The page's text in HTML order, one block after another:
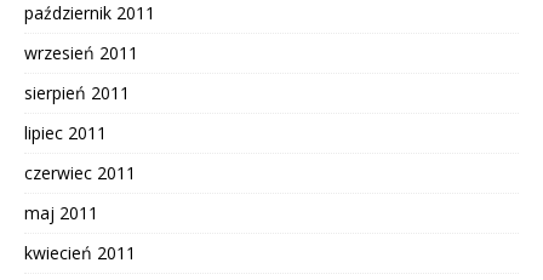
październik 2011
wrzesień 2011
sierpień 2011
lipiec 2011
czerwiec 2011
maj 2011
kwiecień 2011